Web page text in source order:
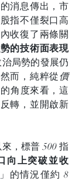
消息傳出，市
指不僅裂口高
收復了兩條關
的技術面表現
局勢的發展仍
而，純粹從價
的角度來看，這
轉，並開啟新
，標普 500 指
向上突破並收
」的情況僅約 8